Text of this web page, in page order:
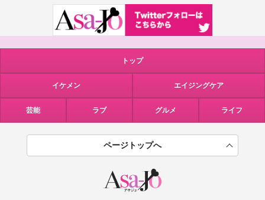
トップ
イケメン エイジングケア
芸能 ラブ グルメ ライフ
ページトップへ